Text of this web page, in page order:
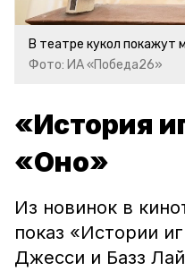
В театре кукол покажут
Фото: ИА «Победа26»
«История
«Оно»
Из новинок в
показ «Истории
Джесси и Базз